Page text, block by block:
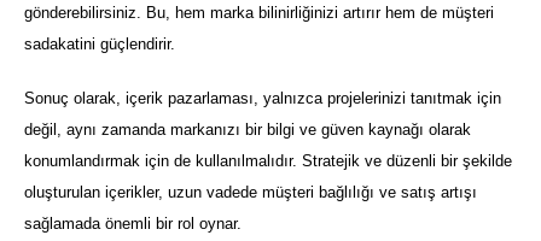
gönderebilirsiniz. Bu, hem marka bilinirliğinizi artırır hem de müşteri
sadakatini güçlendirir.
Sonuç olarak, içerik pazarlaması, yalnızca projelerinizi tanıtmak için
değil, aynı zamanda markanızı bir bilgi ve güven kaynağı olarak
konumlandırmak için de kullanılmalıdır. Stratejik ve düzenli bir şekilde
oluşturulan içerikler, uzun vadede müşteri bağlılığı ve satış artışı
sağlamada önemli bir rol oynar.